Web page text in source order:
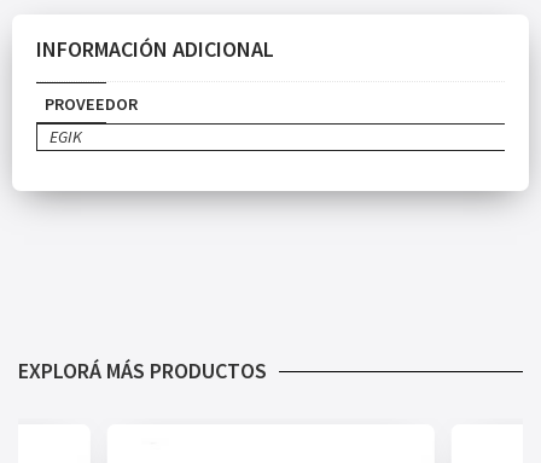
INFORMACIÓN ADICIONAL
PROVEEDOR
EGIK
EXPLORÁ MÁS PRODUCTOS